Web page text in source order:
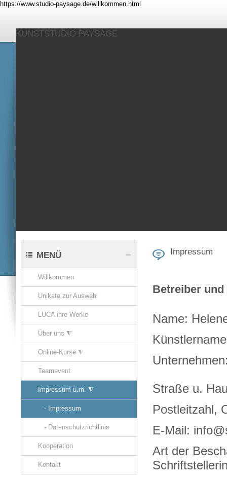
https://www.studio-paysage.de/willkommen.html
KUNSTSTUDIO PAYSAGE
MENÜ
Willkommen
Unikate zur Auswahl
LUCA ihre Werke
Über uns ⧨
Online-Kurse ⧨
Teamevent
Impressum u.m. ⧨
- Impressum
- Datenschutzrichtlinie
Kooperation
Kontakt
Impressum
Betreiber
Name:
Straße u.
Postleitzahl,
E-Mail:
Art der